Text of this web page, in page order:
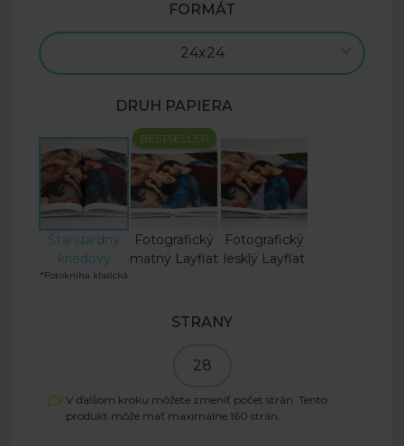
FORMÁT
24x24
DRUH PAPIERA
Štandardný
kriedový
*Fotokniha klasická
BESTSELLER
Fotografický
matný Layflat
Fotografický
lesklý Layflat
STRANY
28
V ďalšom kroku môžete zmeniť počet strán. Tento
produkt môže mať maximálne 160 strán.